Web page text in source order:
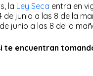
la Ley Seca entra en
de junio a las 8 de la
junio a las 8 de la
te encuentran